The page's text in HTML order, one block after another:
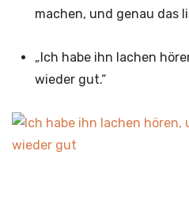
machen, und genau das
„Ich habe ihn lachen
wieder gut.“